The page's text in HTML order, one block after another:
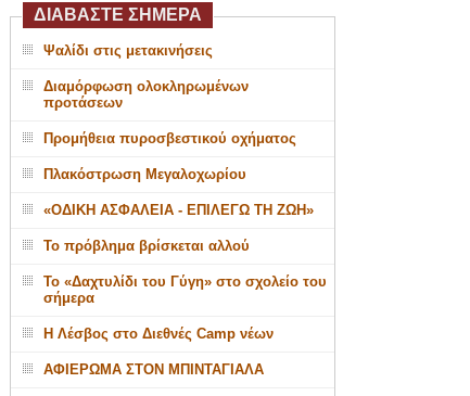
ΔΙΑΒΑΣΤΕ ΣΗΜΕΡΑ
Ψαλίδι στις μετακινήσεις
Διαμόρφωση ολοκληρωμένων
προτάσεων
Προμήθεια πυροσβεστικού οχήματος
Πλακόστρωση Μεγαλοχωρίου
«ΟΔΙΚΗ ΑΣΦΑΛΕΙΑ - ΕΠΙΛΕΓΩ ΤΗ ΖΩΗ»
Το πρόβλημα βρίσκεται αλλού
Το «Δαχτυλίδι του Γύγη» στο σχολείο του
σήμερα
Η Λέσβος στο Διεθνές Camp νέων
ΑΦΙΕΡΩΜΑ ΣΤΟΝ ΜΠΙΝΤΑΓΙΑΛΑ